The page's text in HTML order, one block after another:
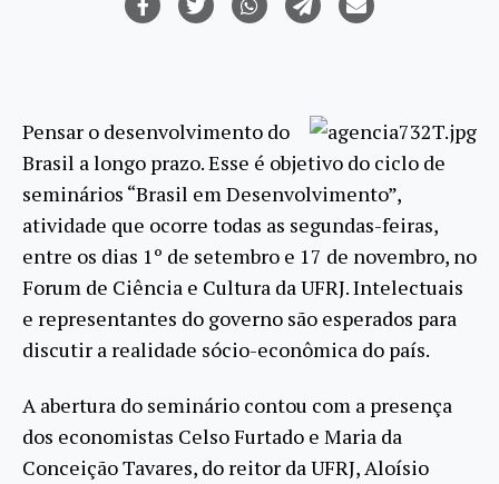
Pensar o desenvolvimento do
Brasil a longo prazo. Esse é objetivo do ciclo de
seminários “Brasil em Desenvolvimento”,
atividade que ocorre todas as segundas-feiras,
entre os dias 1º de setembro e 17 de novembro, no
Forum de Ciência e Cultura da UFRJ. Intelectuais
e representantes do governo são esperados para
discutir a realidade sócio-econômica do país.
A abertura do seminário contou com a presença
dos economistas Celso Furtado e Maria da
Conceição Tavares, do reitor da UFRJ, Aloísio